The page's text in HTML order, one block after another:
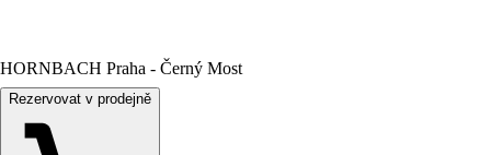
HORNBACH Praha - Černý Most
Rezervovat v prodejně